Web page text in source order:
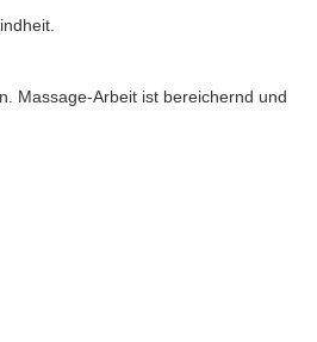
Massage-Arbeit ist bereichernd und